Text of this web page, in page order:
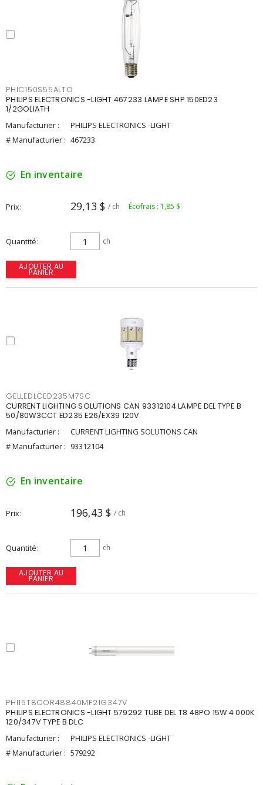
PHIC150S55ALTO
PHILIPS ELECTRONICS -LIGHT 467233 LAMPE SHP 150ED23
1/2GOLIATH
Manufacturier :
PHILIPS ELECTRONICS -LIGHT
# Manufacturier : 467233
En inventaire
Prix 29,13 $ / ch Écofrais : 1,85 $
Quantité ch
AJOUTER AU
PANIER
GELLEDLCED235M7SC
CURRENT LIGHTING SOLUTIONS CAN 93312104 LAMPE DEL TYPE B
50/80W3CCT ED235 E26/EX39 120V
Manufacturier :
CURRENT LIGHTING SOLUTIONS CAN
# Manufacturier : 93312104
En inventaire
Prix 196,43 $ / ch
Quantité ch
AJOUTER AU
PANIER
PHI15T8COR48840MF21G347V
PHILIPS ELECTRONICS -LIGHT 579292 TUBE DEL T8 48PO 15W 4 000K
120/347V TYPE B DLC
Manufacturier :
PHILIPS ELECTRONICS -LIGHT
# Manufacturier : 579292